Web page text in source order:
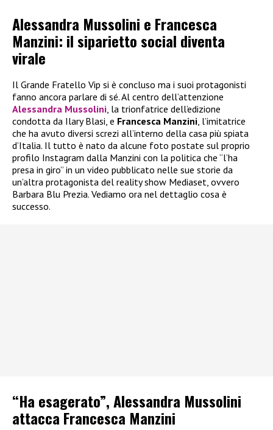
Alessandra Mussolini e Francesca
Manzini: il siparietto social diventa
virale
Il Grande Fratello Vip si è concluso ma i suoi protagonisti
fanno ancora parlare di sé. Al centro dell’attenzione
Alessandra Mussolini , la trionfatrice dell’edizione
condotta da Ilary Blasi, e Francesca Manzini , l’imitatrice
che ha avuto diversi screzi all’interno della casa più spiata
d’Italia. Il tutto è nato da alcune foto postate sul proprio
profilo Instagram dalla Manzini con la politica che “l’ha
presa in giro” in un video pubblicato nelle sue storie da
un’altra protagonista del reality show Mediaset, ovvero
Barbara Blu Prezia. Vediamo ora nel dettaglio cosa è
successo.
“Ha esagerato”, Alessandra Mussolini
attacca Francesca Manzini